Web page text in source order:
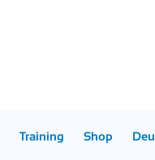
Training Shop